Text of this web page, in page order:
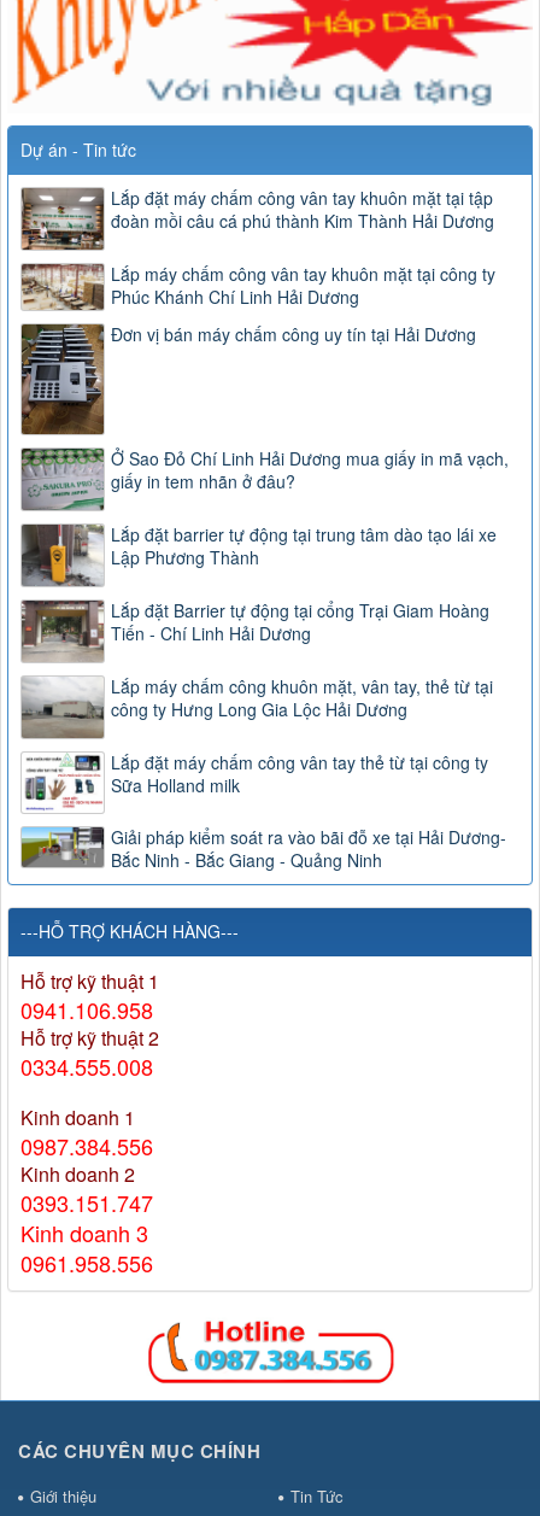
Dự án - Tin tức
Lắp đặt máy chấm công vân tay khuôn mặt tại tập
đoàn mồi câu cá phú thành Kim Thành Hải Dương
Lắp máy chấm công vân tay khuôn mặt tại công ty
Phúc Khánh Chí Linh Hải Dương
Đơn vị bán máy chấm công uy tín tại Hải Dương
Ở Sao Đỏ Chí Linh Hải Dương mua giấy in mã vạch,
giấy in tem nhãn ở đâu?
Lắp đặt barrier tự động tại trung tâm dào tạo lái xe
Lập Phương Thành
Lắp đặt Barrier tự động tại cổng Trại Giam Hoàng
Tiến - Chí Linh Hải Dương
Lắp máy chấm công khuôn mặt, vân tay, thẻ từ tại
công ty Hưng Long Gia Lộc Hải Dương
Lắp đặt máy chấm công vân tay thẻ từ tại công ty
Sữa Holland milk
Giải pháp kiểm soát ra vào bãi đỗ xe tại Hải Dương-
Bắc Ninh - Bắc Giang - Quảng Ninh
---HỖ TRỢ KHÁCH HÀNG---
Hỗ trợ kỹ thuật 1
0941.106.958
Hỗ trợ kỹ thuật 2
0334.555.008
Kinh doanh 1
0987.384.556
Kinh doanh 2
0393.151.747
Kinh doanh 3
0961.958.556
CÁC CHUYÊN MỤC CHÍNH
Giới thiệu
Tin Tức